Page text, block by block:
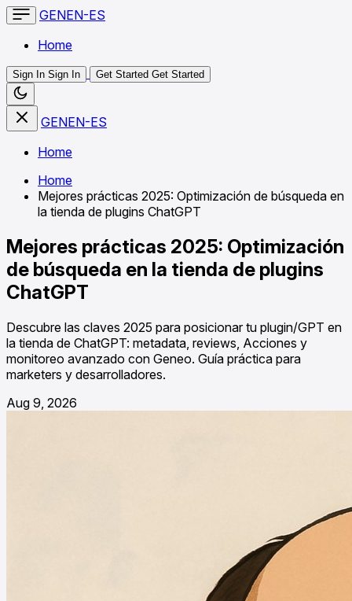
GENEN-ES
Home
Sign In Sign In Get Started Get Started
GENEN-ES
Home
Home
Mejores prácticas 2025: Optimización de búsqueda en
la tienda de plugins ChatGPT
Mejores prácticas 2025: Optimización
de búsqueda en la tienda de plugins
ChatGPT
Descubre las claves 2025 para posicionar tu plugin/GPT en
la tienda de ChatGPT: metadata, reviews, Acciones y
monitoreo avanzado con Geneo. Guía práctica para
marketers y desarrolladores.
Aug 9, 2026